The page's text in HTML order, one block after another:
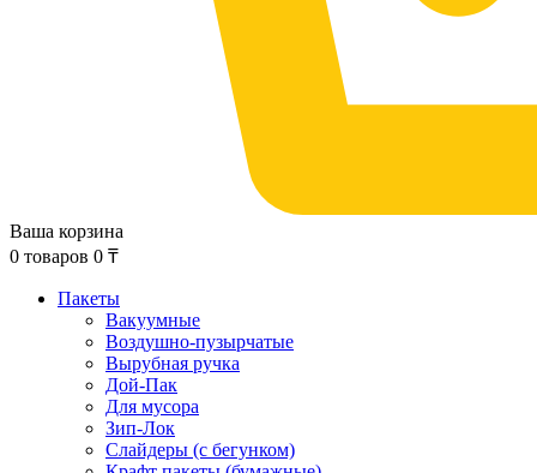
Ваша корзина
0 товаров 0 ₸
Пакеты
Вакуумные
Воздушно-пузырчатые
Вырубная ручка
Дой-Пак
Для мусора
Зип-Лок
Слайдеры (с бегунком)